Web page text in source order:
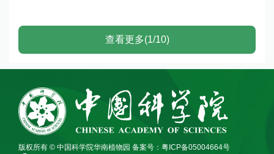
查看更多(1/10)
版权所有 © 中国科学院华南植物园 备案号：粤ICP备05004664号